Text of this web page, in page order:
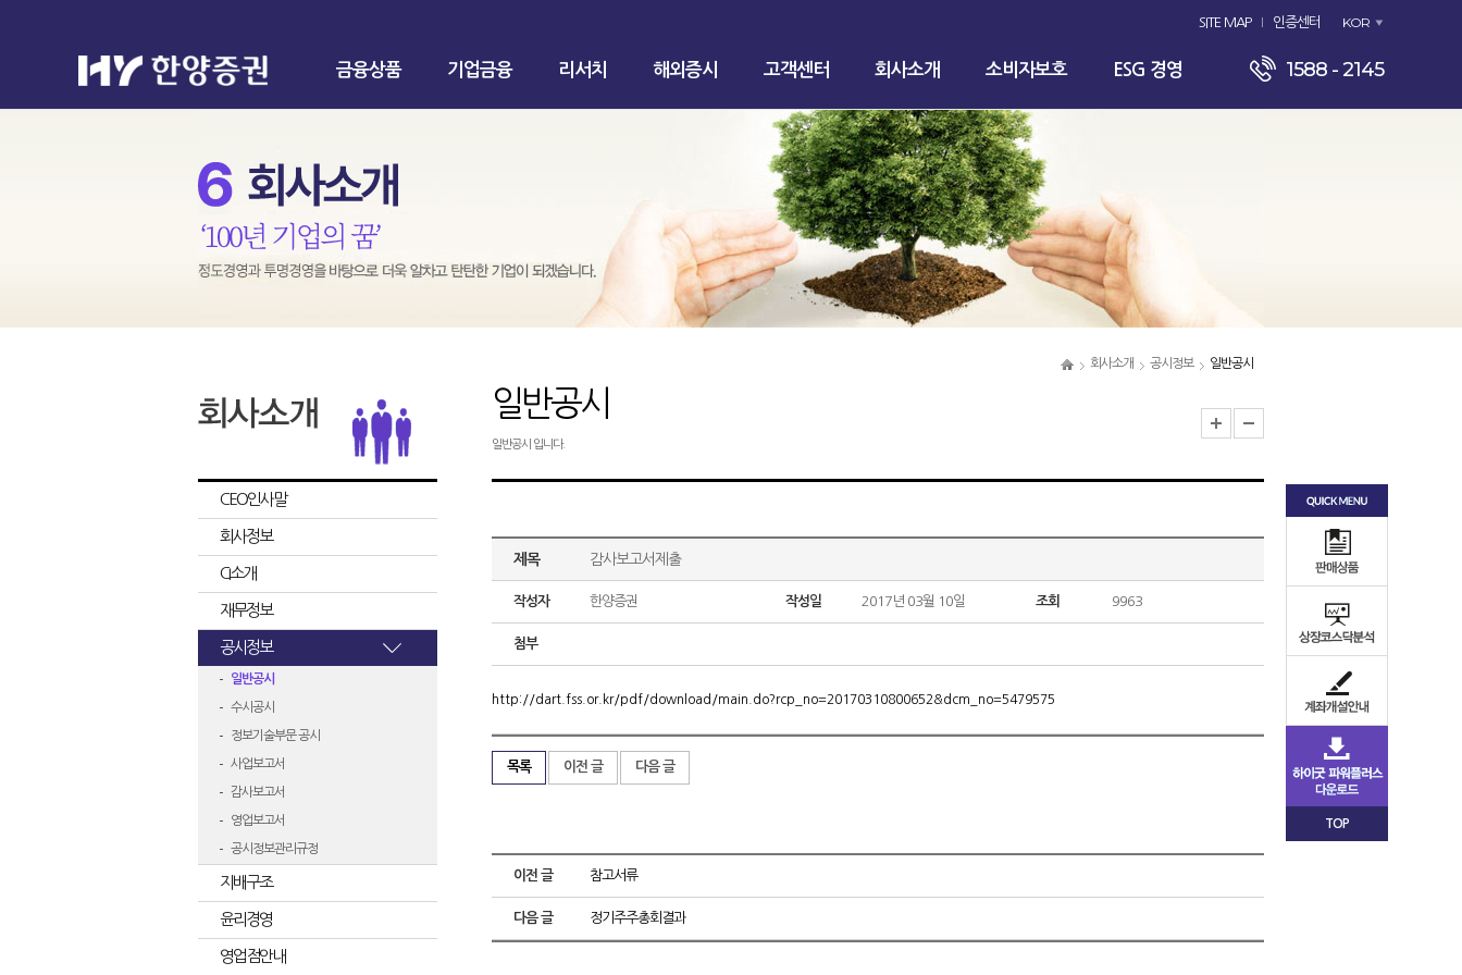
SITE MAP 인증센터 KOR
금융상품 기업금융 리서치 해외증시 고객센터 회사소개 소비자보호 ESG 경영 1588 - 2145
회사소개 공시정보 일반공시
CEO인사말
회사정보
CI소개
재무정보
공시정보
일반공시
수시공시
정보기술부문 공시
사업보고서
감사보고서
영업보고서
공시정보관리규정
지배구조
윤리경영
영업점안내
일반공시
일반공시 입니다.
제목 감사보고서제출
작성자 한양증권 작성일 2017년 03월 10일 조회 9963
첨부
http://dart.fss.or.kr/pdf/download/main.do?rcp_no=20170310800652&dcm_no=5479575
목록 이전 글 다음 글
이전 글 참고서류
다음 글 정기주주총회결과
TOP